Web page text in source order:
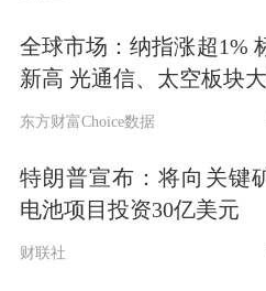
神百强榜。
在百强榜中，前十
保险马明哲，腾讯
丹，TCL集团李东生
好，
曹德
全球市场：纳指涨超1%
新高 光通信、太空板块
东方财富Choice数据
特朗普宣布：将向关键
电池项目投资30亿美元
财联社